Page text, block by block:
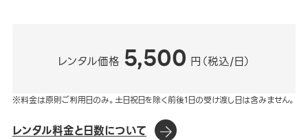
レンタル価格 5,500 円（税込/日）
※料金は原則ご利用日のみ。土日祝日を除く前後1日の受け渡し日は含みません。
レンタル料金と日数について